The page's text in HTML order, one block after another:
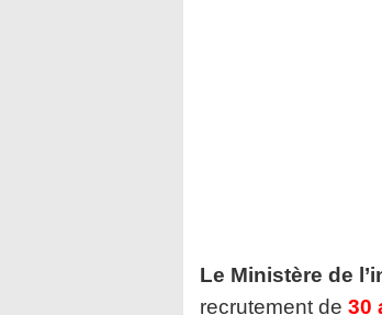
Le Ministère de
recrutement de 30